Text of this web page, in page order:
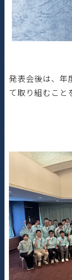
発表会後は、年
て取り組むこと